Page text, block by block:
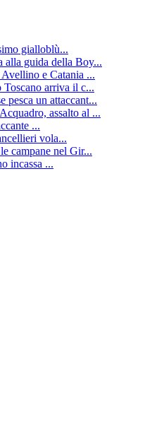
gialloblù...
alla guida della Boy...
e Catania ...
Toscano arriva il c...
pesca un attaccant...
assalto al ...
...
vola...
campane nel Gir...
incassa ...